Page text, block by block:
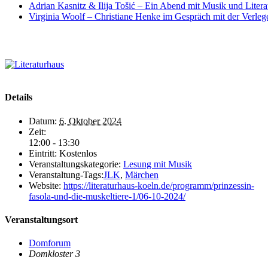
Adrian Kasnitz & Ilija Tošić – Ein Abend mit Musik und
Virginia Woolf – Christiane Henke im Gespräch mit der
Details
Datum: 6. Oktober 2024
Zeit:
12:00 - 13:30
Eintritt: Kostenlos
Veranstaltungskategorie: Lesung mit Musik
Veranstaltung-Tags:JLK, Märchen
Website: https://literaturhaus-koeln.de/programm/prinzessin-
fasola-und-die-muskeltiere-1/06-10-2024/
Veranstaltungsort
Domforum
Domkloster 3